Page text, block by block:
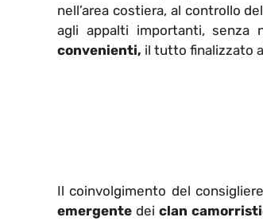
nell’area costiera, al controllo
agli appalti importanti, senza
convenienti, il tutto finalizzato
Il coinvolgimento del
emergente deiclan